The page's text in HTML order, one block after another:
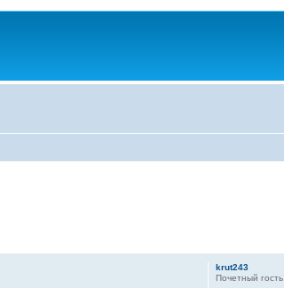
krut243
Почетный гость